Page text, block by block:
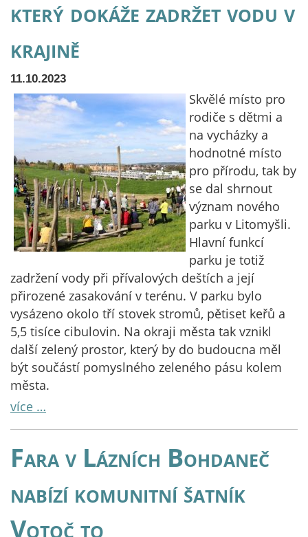
který dokáže zadržet vodu v
krajině
11.10.2023
Skvělé místo pro
rodiče s dětmi a
na vycházky a
hodnotné místo
pro přírodu, tak by
se dal shrnout
význam nového
parku v Litomyšli.
Hlavní funkcí
parku je totiž
zadržení vody při přívalových deštích a její
přirozené zasakování v terénu. V parku bylo
vysázeno okolo tří stovek stromů, pětiset keřů a
5,5 tisíce cibulovin. Na okraji města tak vznikl
další zelený prostor, který by do budoucna měl
být součástí pomyslného zeleného pásu kolem
města.
více …
Fara v Lázních Bohdaneč
nabízí komunitní šatník
Votoč to